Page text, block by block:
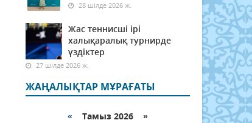
28 шілде 2026 ж.
Жас теннисші ірі
халықаралық турнирде
үздіктер
27 шілде 2026 ж.
ЖАҢАЛЫҚТАР МҰРАҒАТЫ
« Тамыз 2026 »